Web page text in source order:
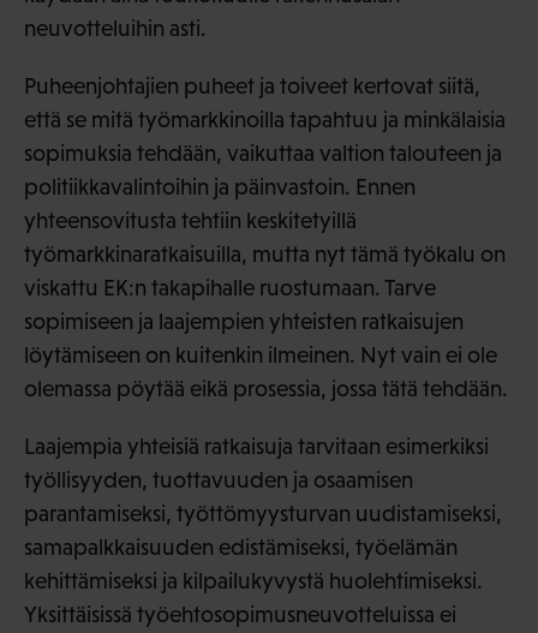
neuvotteluihin asti.
Puheenjohtajien puheet ja toiveet kertovat siitä,
että se mitä työmarkkinoilla tapahtuu ja minkälaisia
sopimuksia tehdään, vaikuttaa valtion talouteen ja
politiikkavalintoihin ja päinvastoin. Ennen
yhteensovitusta tehtiin keskitetyillä
työmarkkinaratkaisuilla, mutta nyt tämä työkalu on
viskattu EK:n takapihalle ruostumaan. Tarve
sopimiseen ja laajempien yhteisten ratkaisujen
löytämiseen on kuitenkin ilmeinen. Nyt vain ei ole
olemassa pöytää eikä prosessia, jossa tätä tehdään.
Laajempia yhteisiä ratkaisuja tarvitaan esimerkiksi
työllisyyden, tuottavuuden ja osaamisen
parantamiseksi, työttömyysturvan uudistamiseksi,
samapalkkaisuuden edistämiseksi, työelämän
kehittämiseksi ja kilpailukyvystä huolehtimiseksi.
Yksittäisissä työehtosopimusneuvotteluissa ei